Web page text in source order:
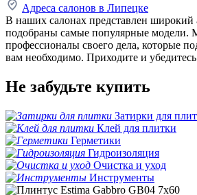
Адреса салонов в Липецке
В наших салонах представлен широкий
подобраны самые популярные
профессионалы своего дела, которые
вам необходимо. Приходите и
Не забудьте купить
Затирки для
Клей для плитки
Герметики
Гидроизоляция
Очистка и уход
Инструменты